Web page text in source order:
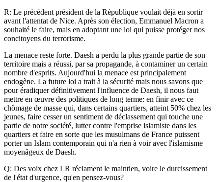
R: Le précédent président de la République voulait déjà en sortir
avant l'attentat de Nice. Après son élection, Emmanuel Macron a
souhaité le faire, mais en adoptant une loi qui puisse protéger nos
concitoyens du terrorisme.
La menace reste forte. Daesh a perdu la plus grande partie de son
territoire mais a réussi, par sa propagande, à contaminer un certain
nombre d'esprits. Aujourd'hui la menace est principalement
endogène. La future loi a trait à la sécurité mais nous savons que
pour éradiquer définitivement l'influence de Daesh, il nous faut
mettre en œuvre des politiques de long terme: en finir avec ce
chômage de masse qui, dans certains quartiers, atteint 50% chez les
jeunes, faire cesser un sentiment de déclassement qui touche une
partie de notre société, lutter contre l'emprise islamiste dans les
quartiers et faire en sorte que les musulmans de France puissent
porter un Islam contemporain qui n'a rien à voir avec l'islamisme
moyenâgeux de Daesh.
Q: Des voix chez LR réclament le maintien, voire le durcissement
de l'état d'urgence, qu'en pensez-vous?